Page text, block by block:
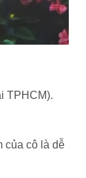
TPHCM).
của cô là dễ